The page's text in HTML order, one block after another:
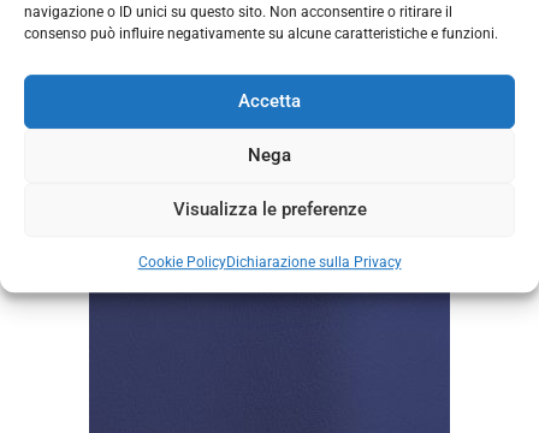
navigazione o ID unici su questo sito. Non acconsentire o ritirare il
consenso può influire negativamente su alcune caratteristiche e funzioni.
Accetta
Nega
Visualizza le preferenze
Cookie PolicyDichiarazione sulla Privacy
Mousse Rubino